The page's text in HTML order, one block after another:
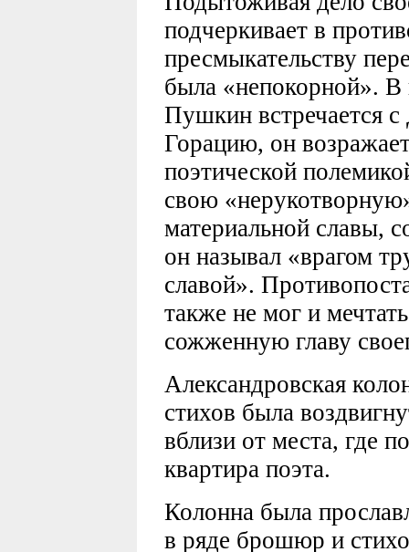
подчеркивает в
пресмыкательству
была «непокорной». В
Пушкин встречается
Горацию, он
поэтической
свою
материальной славы,
он называл «врагом
славой».
также не мог и
сожженную главу
Александровская
стихов была
вблизи от места, где
квартира поэта.
Колонна была
в ряде брошюр и